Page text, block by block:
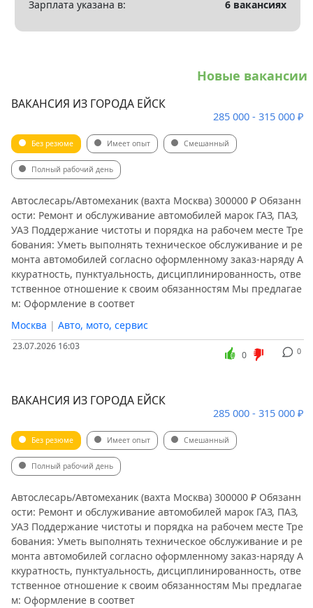
Зарплата указана в:
6 вакансиях
Новые вакансии
ВАКАНСИЯ ИЗ ГОРОДА ЕЙСК
285 000 - 315 000 ₽
Без резюме Имеет опыт Смешанный
Полный рабочий день
Автослесарь/Автомеханик (вахта Москва) 300000 ₽ Обязанн
ости: Ремонт и обслуживание автомобилей марок ГАЗ, ПАЗ,
УАЗ Поддержание чистоты и порядка на рабочем месте Тре
бования: Уметь выполнять техническое обслуживание и ре
монта автомобилей согласно оформленному заказ-наряду А
ккуратность, пунктуальность, дисциплинированность, отве
тственное отношение к своим обязанностям Мы предлагае
м: Оформление в соответ
Москва | Авто, мото, сервис
23.07.2026 16:03 0
0
ВАКАНСИЯ ИЗ ГОРОДА ЕЙСК
285 000 - 315 000 ₽
Без резюме Имеет опыт Смешанный
Полный рабочий день
Автослесарь/Автомеханик (вахта Москва) 300000 ₽ Обязанн
ости: Ремонт и обслуживание автомобилей марок ГАЗ, ПАЗ,
УАЗ Поддержание чистоты и порядка на рабочем месте Тре
бования: Уметь выполнять техническое обслуживание и ре
монта автомобилей согласно оформленному заказ-наряду А
ккуратность, пунктуальность, дисциплинированность, отве
тственное отношение к своим обязанностям Мы предлагае
м: Оформление в соответ